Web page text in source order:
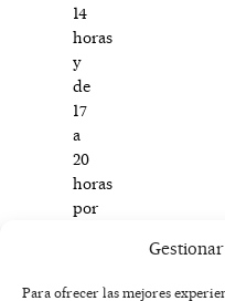
Para ofrecer las mejores
14
horas
y
de
17
a
20
horas
por